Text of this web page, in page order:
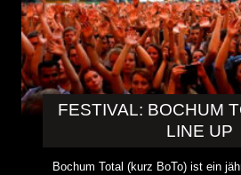
FESTIVAL: BOCHUM
LINE UP
Bochum Total (kurz BoTo) ist ein